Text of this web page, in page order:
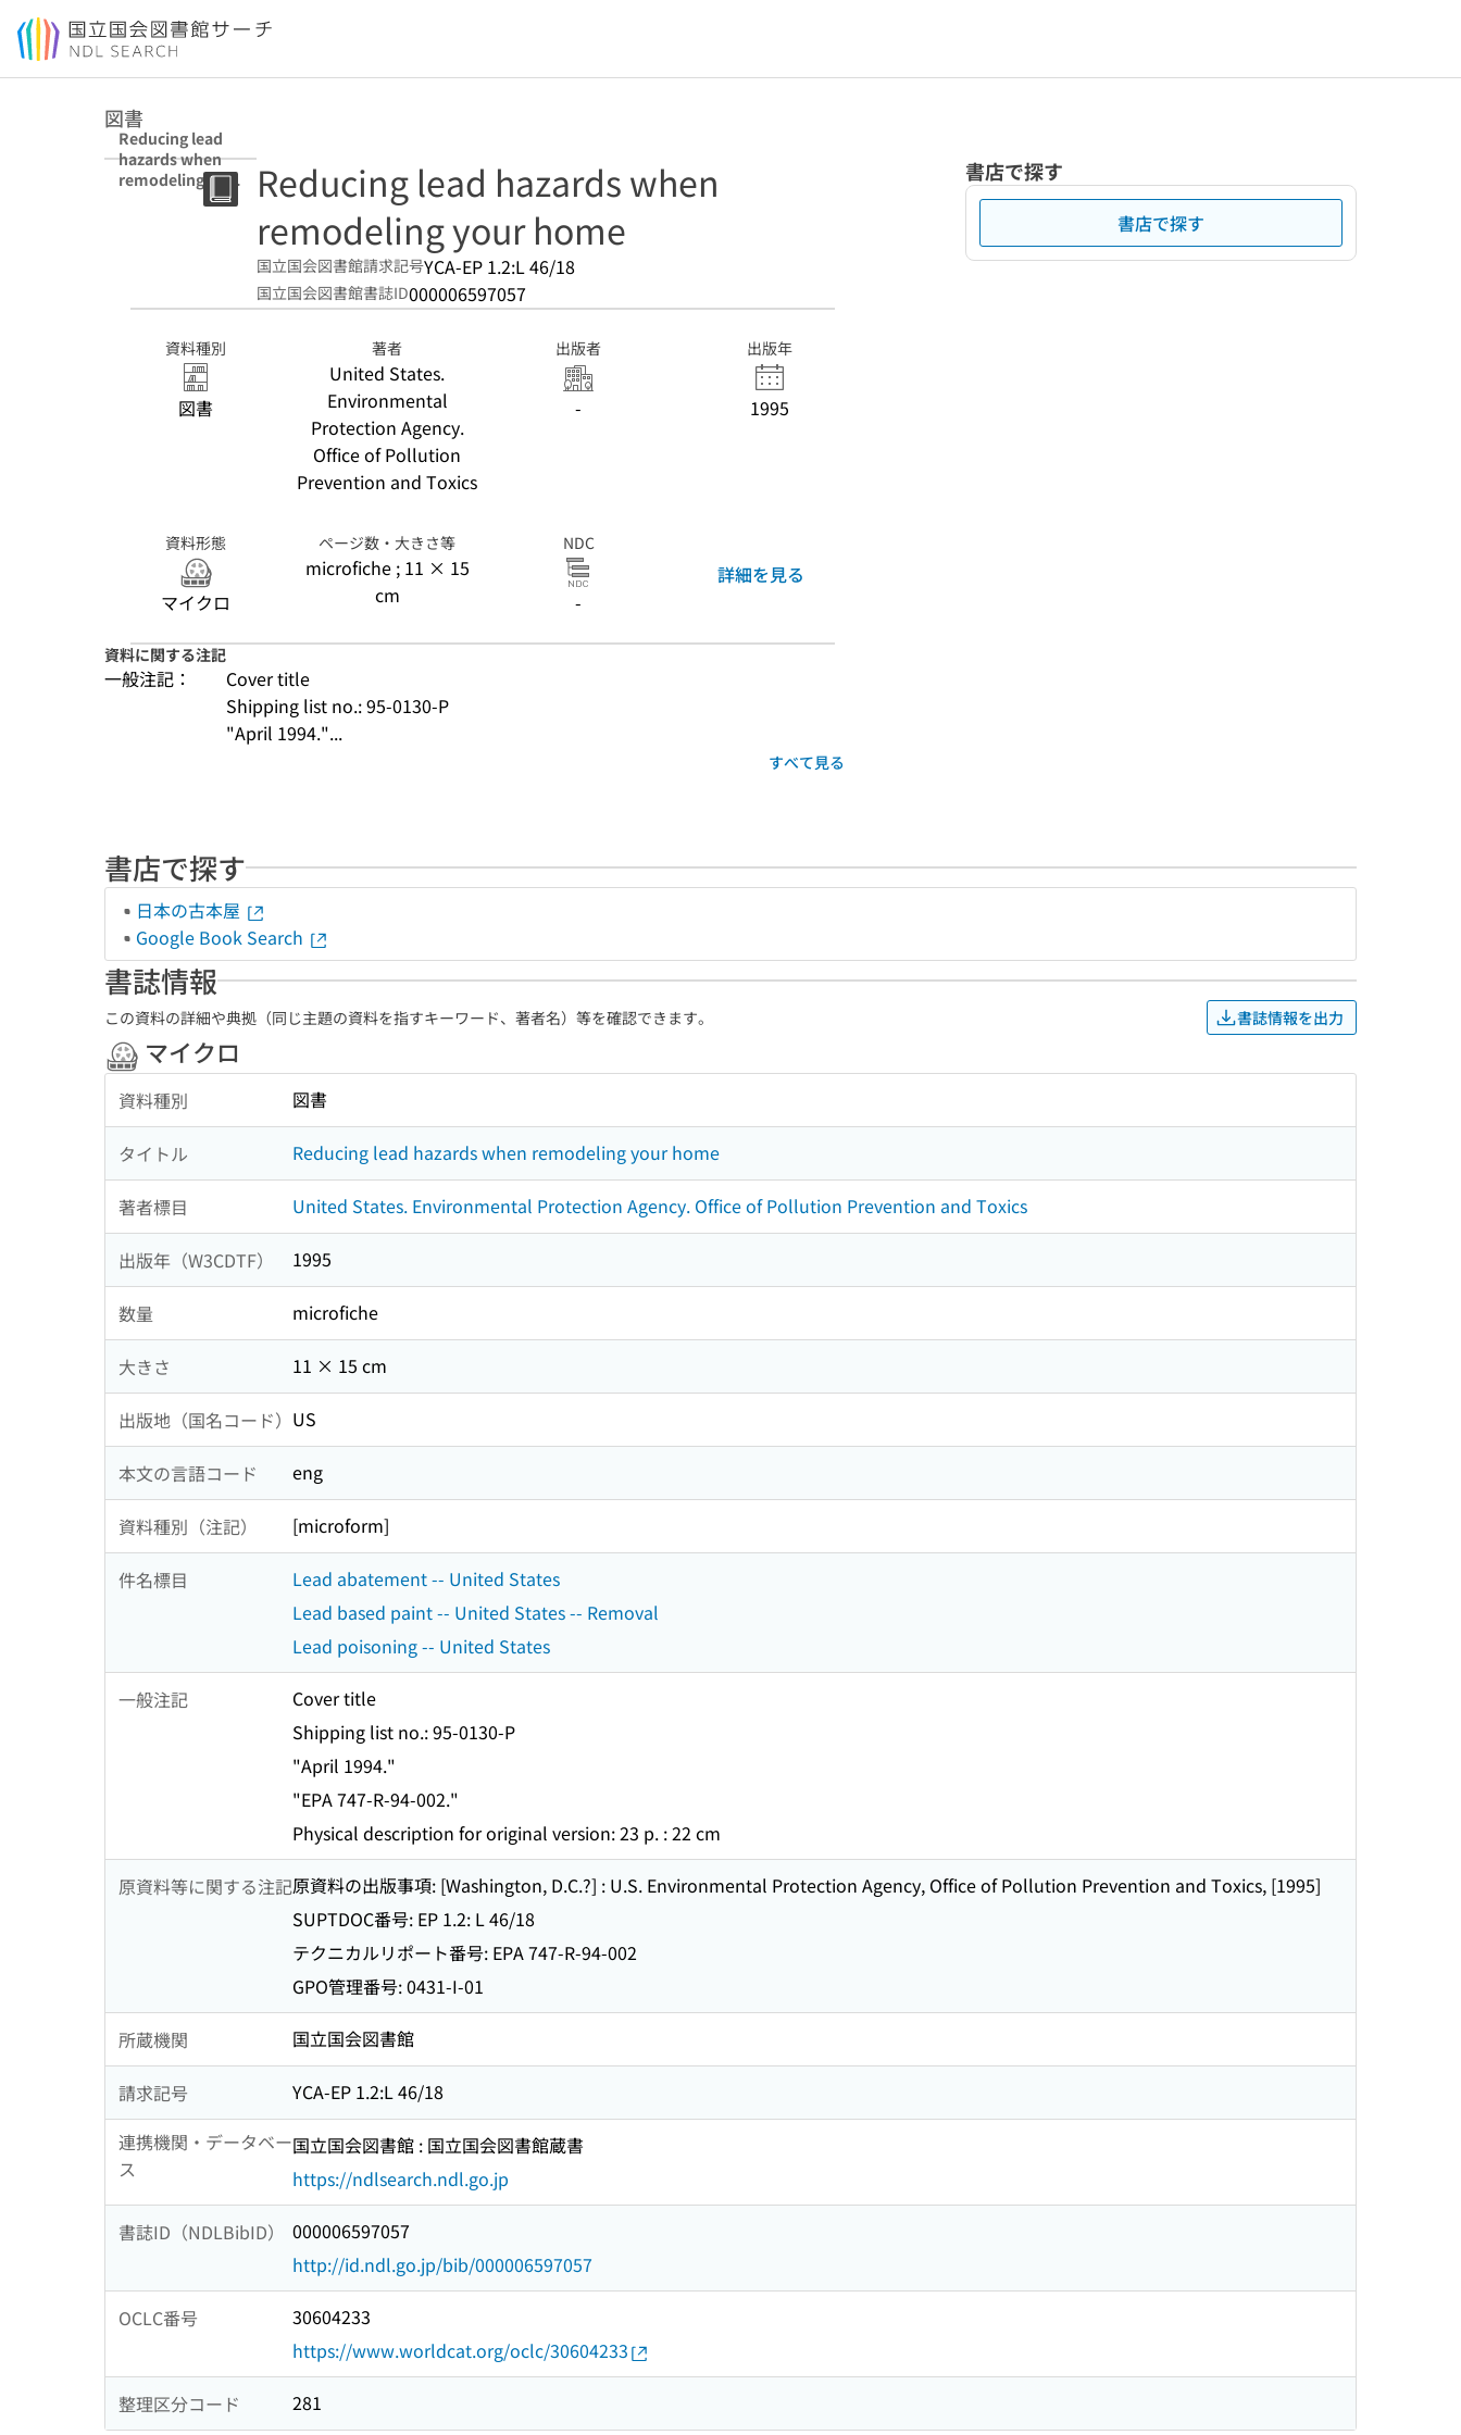
本文へ移動
図書
Reducing lead
hazards when
remodeling your
Reducing lead hazards when
remodeling your home
国立国会図書館請求記号YCA-EP 1.2:L 46/18
国立国会図書館書誌ID000006597057
資料種別
図書
著者
United States.
Environmental
Protection Agency.
Office of Pollution
Prevention and Toxics
出版者
-
出版年
1995
資料形態
マイクロ
ページ数・大きさ等
microfiche ; 11 × 15
cm
NDC
-
詳細を見る
資料に関する注記
一般注記：
Cover title
Shipping list no.: 95-0130-P
"April 1994."...
すべて見る
書店で探す
書店で探す
書店で探す
日本の古本屋
Google Book Search
書誌情報
この資料の詳細や典拠（同じ主題の資料を指すキーワード、著者名）等を確認できます。 書誌情報を出力
マイクロ
資料種別 図書
タイトル Reducing lead hazards when remodeling your home
著者標目 United States. Environmental Protection Agency. Office of Pollution Prevention and Toxics
出版年（W3CDTF） 1995
数量 microfiche
大きさ 11 × 15 cm
出版地（国名コード） US
本文の言語コード eng
資料種別（注記） [microform]
件名標目
Lead abatement -- United States
Lead based paint -- United States -- Removal
Lead poisoning -- United States
一般注記
Cover title
Shipping list no.: 95-0130-P
"April 1994."
"EPA 747-R-94-002."
Physical description for original version: 23 p. : 22 cm
原資料等に関する注記原資料の出版事項: [Washington, D.C.?] : U.S. Environmental Protection Agency, Office of Pollution Prevention and Toxics, [1995]
SUPTDOC番号: EP 1.2: L 46/18
テクニカルリポート番号: EPA 747-R-94-002
GPO管理番号: 0431-I-01
所蔵機関 国立国会図書館
請求記号
YCA-EP 1.2:L 46/18
連携機関・データベー
ス
国立国会図書館 : 国立国会図書館蔵書
https://ndlsearch.ndl.go.jp
書誌ID（NDLBibID）
000006597057
http://id.ndl.go.jp/bib/000006597057
OCLC番号
30604233
https://www.worldcat.org/oclc/30604233
整理区分コード 281